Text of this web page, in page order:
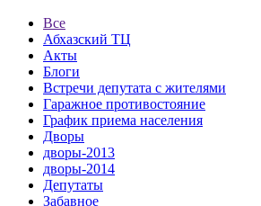
Все
Абхазский ТЦ
Акты
Блоги
Встречи депутата с жителями
Гаражное противостояние
График приема населения
Дворы
дворы-2013
дворы-2014
Депутаты
Забавное